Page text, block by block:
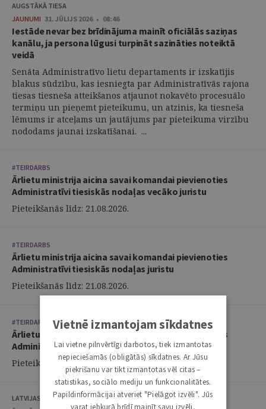
AUGSTĀKĀ TIESA
JAUNUMI 31. JŪLIJS 2026 • 08:46
Iestāde nevar bez brīdinājuma mainīt oficiālās saziņas
kanālu, ja persona lūgusi turpināt sazināties noteiktā
veidā
Senāta Administratīvo lietu departaments ir izskatījis
blakus sūdzību, kas iesniegta par Administratīvās rajona
tiesas tiesneša atteikšanos atjaunot nokavēto procesuālo
termiņu un pieņemt pieteikumu, un atzinis, ka tiesneša
lēmums ir atceļams un jautājums par pieteikuma virzību
nododams jaunai izskatīšanai. ...
#TEIRDARBS
Ārlietu ministrija aicina savai komandai pievienoties
Administratīvi tiesiskās nodaļas vecāko juristu
Pieteikšanās līdz: 21.08.2026.
#TEIRDARBS
Ārlietu ministrija aicina savai komandai pievienoties
Administratīvi tiesiskās nodaļas juristu
Pieteikšanās līdz: 21.08.2026.
#TEIRDARBS
Ārlietu ministrija aicina savai komandai pievienoties
Administratīvi tiesiskās nodaļas juristu
Pieteikšanās līdz: 21.08.2026.
LATVIJAS ZVĒRINĀTU ADVOKĀTU PADOME
Vietnē izmantojam sīkdatnes
Lai vietne pilnvērtīgi darbotos, tiek izmantotas
nepieciešamās (obligātās) sīkdatnes. Ar Jūsu
piekrišanu var tikt izmantotas vēl citas –
statistikas, sociālo mediju un funkcionalitātes.
Papildinformācijai atveriet "Pielāgot izvēli". Jūs
varat jebkurā brīdī mainīt savu izvēli,